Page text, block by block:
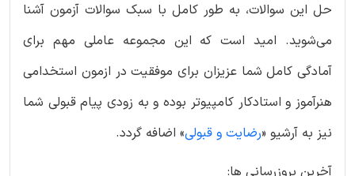
حل این سوالات، به طور کامل با سبک سوالات آزمون آشنا
می‌شوید. امید است که این مجموعه عاملی مهم برای
آمادگی کامل شما عزیزان برای موفقیت در ازمون استخدامی
هنرآموز و استادکار کامپیوتر بوده و به زودی پیام قبولی شما
نیز به آرشیو «رضایت و قبولی» اضافه گردد.